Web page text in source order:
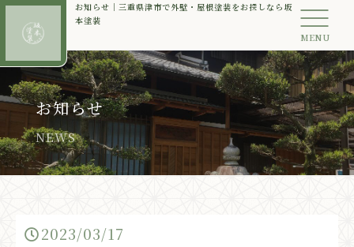
お知らせ｜三重県津市で外壁・屋根塗装をお探しなら坂
本塗装
MENU
お知らせ
NEWS
2023/03/17